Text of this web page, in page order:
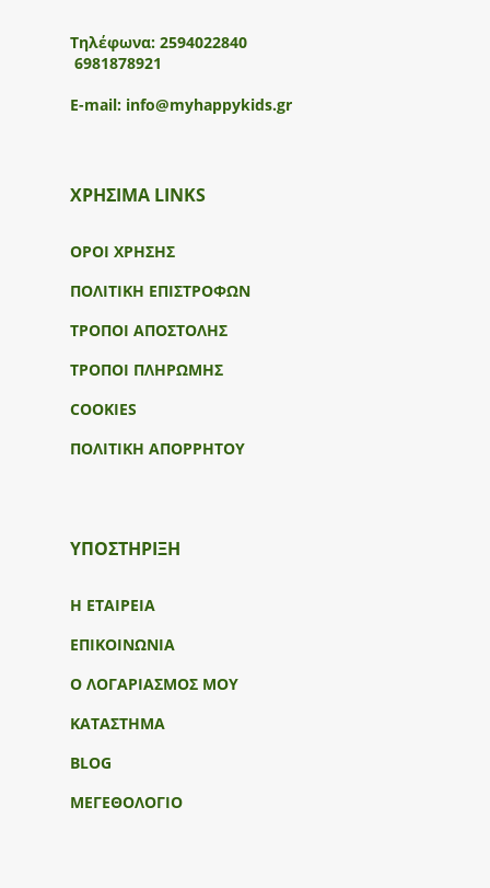
Τηλέφωνα: 2594022840
6981878921
E-mail: info@myhappykids.gr
ΧΡΗΣΙΜΑ LINKS
ΟΡΟΙ ΧΡΗΣΗΣ
ΠΟΛΙΤΙΚΗ ΕΠΙΣΤΡΟΦΩΝ
ΤΡΟΠΟΙ ΑΠΟΣΤΟΛΗΣ
ΤΡΟΠΟΙ ΠΛΗΡΩΜΗΣ
COOKIES
ΠΟΛΙΤΙΚΗ ΑΠΟΡΡΗΤΟΥ
ΥΠΟΣΤΉΡΙΞΗ
Η ΕΤΑΙΡΕΙΑ
ΕΠΙΚΟΙΝΩΝΙΑ
Ο ΛΟΓΑΡΙΑΣΜΟΣ ΜΟΥ
ΚΑΤΑΣΤΗΜΑ
BLOG
ΜΕΓΕΘΟΛΟΓΙΟ